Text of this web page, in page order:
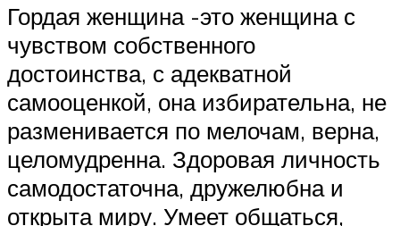
Гордая женщина -это женщина с
чувством собственного
достоинства, с адекватной
самооценкой, она избирательна, не
разменивается по мелочам, верна,
целомудренна. Здоровая личность
самодостаточна, дружелюбна и
открыта миру. Умеет общаться,